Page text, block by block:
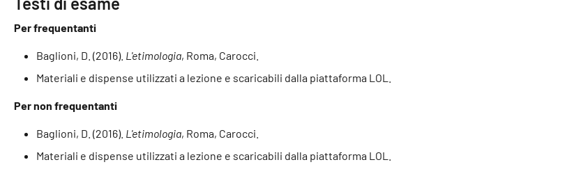
Per frequentanti
Baglioni, D. (2016). L'etimologia, Roma, Carocci.
Materiali e dispense utilizzati a lezione e scaricabili dalla piattaforma LOL.
Per non frequentanti
Baglioni, D. (2016). L'etimologia, Roma, Carocci.
Materiali e dispense utilizzati a lezione e scaricabili dalla piattaforma LOL.